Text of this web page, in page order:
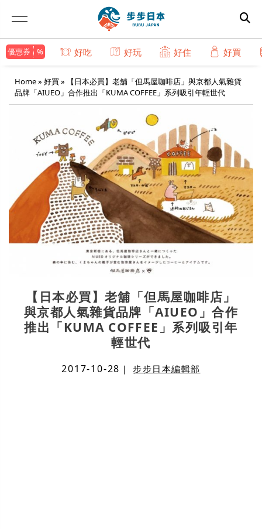
優惠券 好吃 好玩 好住 好買
Home» 好買 » 【日本必買】老舖「但馬屋咖啡店」與京都人氣雜貨
品牌「AIUEO」合作推出「KUMA COFFEE」系列吸引年輕世代
【日本必買】老舖「但馬屋咖啡店」
與京都人氣雜貨品牌「AIUEO」合作
推出「KUMA COFFEE」系列吸引年
輕世代
2017-10-28 ｜步步日本編輯部